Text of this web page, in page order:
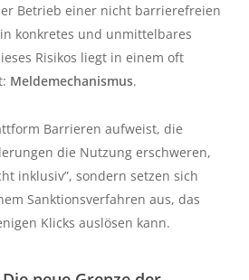
Betrieb einer nicht barrierefreien
konkretes und unmittelbares
Risikos liegt in einem oft
Meldemechanismus.
Barrieren aufweist, die
die Nutzung erschweren,
inklusiv”, sondern setzen sich
Sanktionsverfahren aus, das
Klicks auslösen kann.